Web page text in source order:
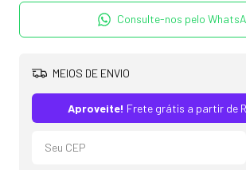
Consulte-nos pelo
MEIOS DE ENVIO
Aproveite! Frete grátis a partir de